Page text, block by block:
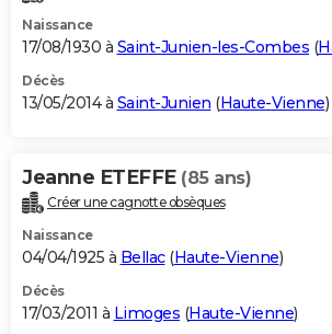
Naissance
17/08/1930 à Saint-Junien-les-Combes (
Décès
13/05/2014 à Saint-Junien (Haute-Vienne)
Jeanne ETEFFE (85 ans)
Créer une cagnotte obsèques
Naissance
04/04/1925 à Bellac(Haute-Vienne)
Décès
17/03/2011 à Limoges (Haute-Vienne)